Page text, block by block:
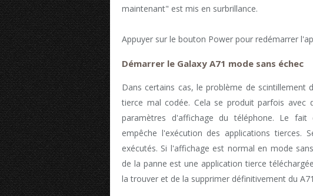
maintenant" est mis en surbrillance.
Appuyer sur le bouton Power pour redémarrer
Démarrer le Galaxy A71 mode sans échec
Dans certains cas, le problème de scintillement
tierce mal codée. Cela se produit parfois avec
paramètres d'affichage du téléphone. Le
empêche l'exécution des applications tierces.
exécutés. Si l'affichage est normal en mode
de la panne est une application tierce
la trouver et de la supprimer définitivement du